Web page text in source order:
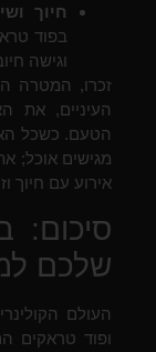
חיוך
בפוד
וגישה
זכרו, המטרה
העיניים, את
הטעם. כשכל
מגישים אוכל;
אירוע עם חיוך
סיכום:
שלכם
העולם
ופוד טראקים